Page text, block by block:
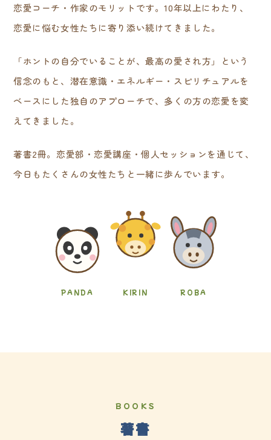
恋愛コーチ・作家のモリットです。10年以上にわたり、
恋愛に悩む女性たちに寄り添い続けてきました。
「ホントの自分でいることが、最高の愛され方」という
信念のもと、潜在意識・エネルギー・スピリチュアルを
ベースにした独自のアプローチで、多くの方の恋愛を変
えてきました。
著書2冊。恋愛部・恋愛講座・個人セッションを通じて、
今日もたくさんの女性たちと一緒に歩んでいます。
PANDA KIRIN ROBA
BOOKS
著書